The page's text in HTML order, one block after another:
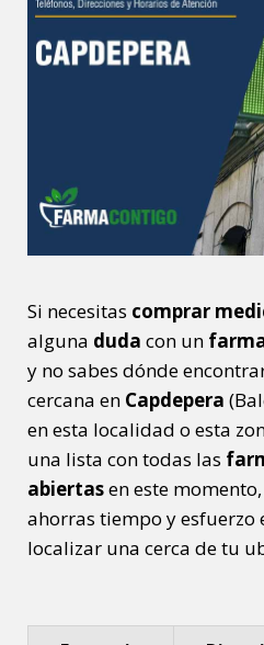
Si necesitas comprar
alguna duda con un
y no sabes dónde
cercana en Capdepera
en esta localidad o esta
una lista con todas las
abiertasen este
ahorras tiempo y esfuerzo
localizar una cerca de tu